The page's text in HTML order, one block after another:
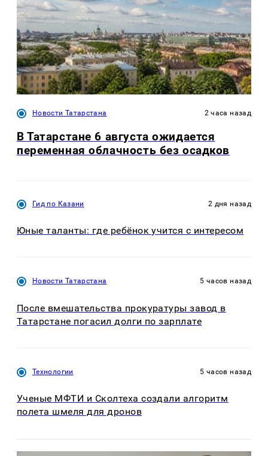
Новости Татарстана 2 часа назад
В Татарстане 6 августа ожидается
переменная облачность без осадков
Гид по Казани 2 дня назад
Юные таланты: где ребёнок учится с интересом
Новости Татарстана 5 часов назад
После вмешательства прокуратуры завод в
Татарстане погасил долги по зарплате
Технологии 5 часов назад
Ученые МФТИ и Сколтеха создали алгоритм
полета шмеля для дронов